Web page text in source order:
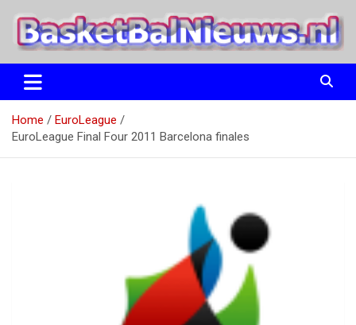
naar
BasketBalNieuws.nl
Etten
Home
EuroLeague
EuroLeague Final Four 2011 Barcelona finales